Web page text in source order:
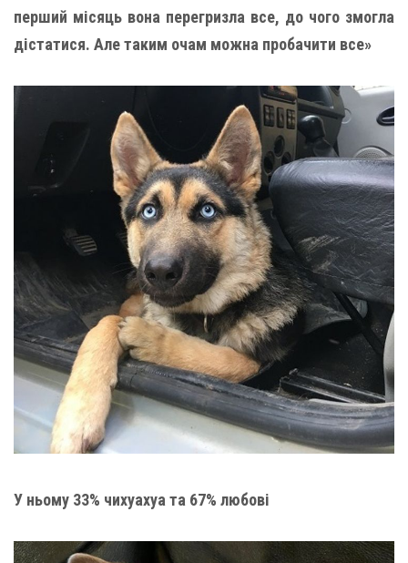
перший місяць вона перегризла все, до чого змогла
дістатися. Але таким очам можна пробачити все»
У ньому 33% чихуахуа та 67% любові